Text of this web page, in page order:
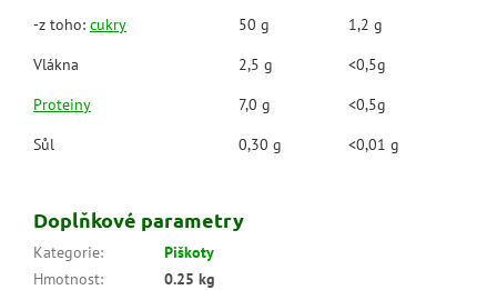
-z toho: cukry
50 g
1,2 g
Vlákna
2,5 g
<0,5g
Proteiny
7,0 g
<0,5g
Sůl
0,30 g <0,01 g
Doplňkové parametry
Kategorie:
Piškoty
Hmotnost:
0.25 kg